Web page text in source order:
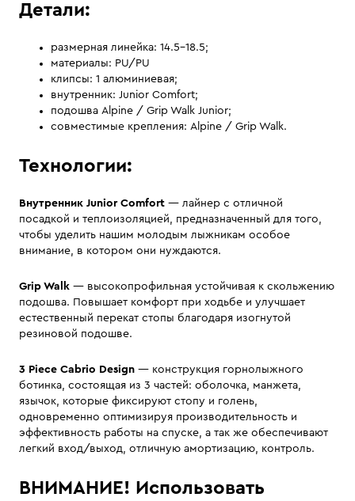
Детали:
размерная линейка: 14.5–18.5;
материалы: PU/PU
клипсы: 1 алюминиевая;
внутренник: Junior Comfort;
подошва Alpine / Grip Walk Junior;
совместимые крепления: Alpine / Grip Walk.
Технологии:
Внутренник Junior Comfort — лайнер с отличной
посадкой и теплоизоляцией, предназначенный для того,
чтобы уделить нашим молодым лыжникам особое
внимание, в котором они нуждаются.
Grip Walk — высокопрофильная устойчивая к скольжению
подошва. Повышает комфорт при ходьбе и улучшает
естественный перекат стопы благодаря изогнутой
резиновой подошве.
3 Piece Cabrio Design — конструкция горнолыжного
ботинка, состоящая из 3 частей: оболочка, манжета,
язычок, которые фиксируют стопу и голень,
одновременно оптимизируя производительность и
эффективность работы на спуске, а так же обеспечивают
легкий вход/выход, отличную амортизацию, контроль.
ВНИМАНИЕ! Использовать